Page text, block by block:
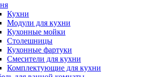
Кухни
Модули для кухни
Кухонные мойки
Столешницы
Кухонные фартуки
Смесители для кухни
Комплектующие для кухни